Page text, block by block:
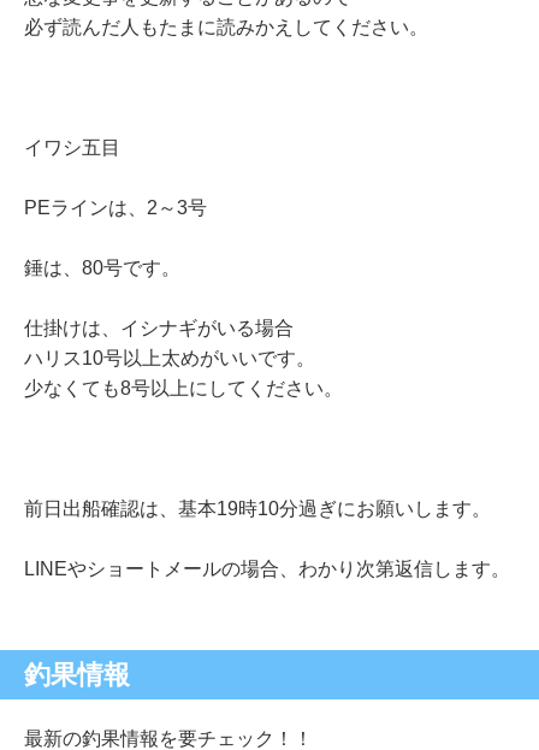
必ず読んだ人もたまに読みかえしてください。
イワシ五目
PEラインは、2～3号
錘は、80号です。
仕掛けは、イシナギがいる場合
ハリス10号以上太めがいいです。
少なくても8号以上にしてください。
前日出船確認は、基本19時10分過ぎにお願いします。
LINEやショートメールの場合、わかり次第返信します。
釣果情報
最新の釣果情報を要チェック！！